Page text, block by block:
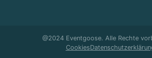
@2024 Eventgoose. Alle Rechte
Cookies